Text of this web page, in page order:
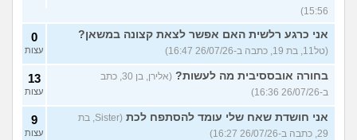
15:56)
אני כרגע רלשית האם אפשר לצאת קצונה במשאן?
(טל11, בת 19, כתבה ב-26/07/26 16:47)
0
עצות
בחורה אובססיבית מה לעשות?
(אלירן, בן 30, כתב
ב-26/07/26 16:36)
13
עצות
אני חושדת שאח שלי עומד להסתפח לכת
(Sister, בת
29, כתבה ב-26/07/26 16:27)
9
עצות